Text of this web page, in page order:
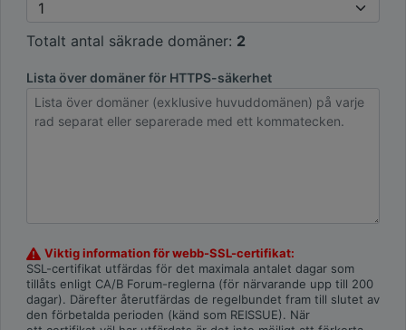
Totalt antal säkrade domäner: 2
Lista över domäner för HTTPS-säkerhet
Viktig information för webb-SSL-certifikat:
SSL-certifikat utfärdas för det maximala antalet dagar som
tillåts enligt CA/B Forum-reglerna (för närvarande upp till 200
dagar). Därefter återutfärdas de regelbundet fram till slutet av
den förbetalda perioden (känd som REISSUE). När